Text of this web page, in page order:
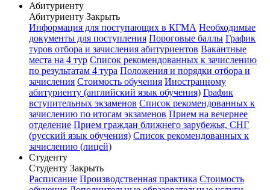
Абитуриенту
Абитуриенту Закрыть
Информация для поступающих в КГМА Необходимые
документы для поступления Пороговые баллы График
туров отбора и зачисления абитуриентов Вакантные
места на 4 тур Список рекомендованных к зачислению
по результатам 4 тура Положения и порядки отбора и
зачисления Стоимость обучения Иностранному
абитуриенту (английский язык обучения) График
вступительных экзаменов Список рекомендованных к
зачислению по итогам экзаменов Прием на вечернее
отделение Прием граждан ближнего зарубежья, СНГ
(русский язык обучения) Список рекомендованных к
зачислению (лицей)
Студенту
Студенту Закрыть
Расписание Производственная практика Стоимость